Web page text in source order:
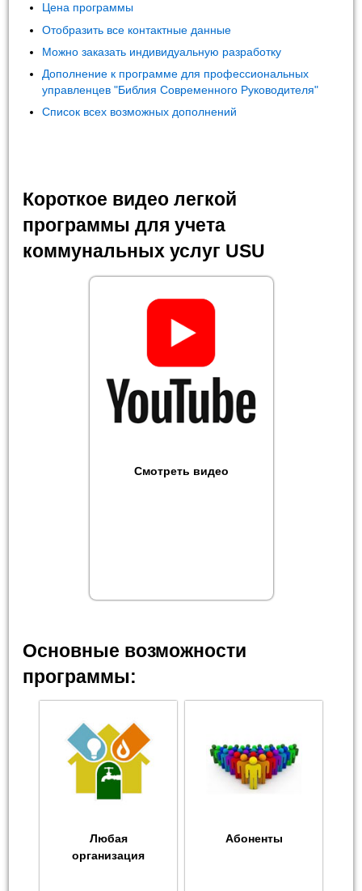
Цена программы
Отобразить все контактные данные
Можно заказать индивидуальную разработку
Дополнение к программе для профессиональных
управленцев "Библия Современного Руководителя"
Список всех возможных дополнений
Короткое видео легкой
программы для учета
коммунальных услуг USU
Смотреть видео
Основные возможности
программы:
Любая
организация
Абоненты